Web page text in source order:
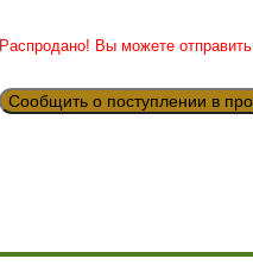
Распродано! Вы можете отправить
Сообщить о поступлении в